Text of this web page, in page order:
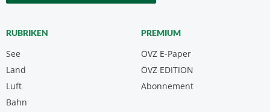
RUBRIKEN
See
Land
Luft
Bahn
PREMIUM
ÖVZ E-Paper
Abonnement
ÖVZ EDITION